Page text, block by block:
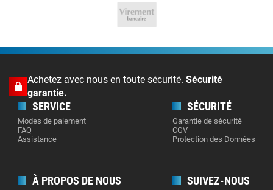
Achetez avec nous en toute sécurité. Sécurité
garantie.
SERVICE
Modes de paiement
FAQ
Assistance
SÉCURITÉ
Garantie de sécurité
CGV
Protection des Données
À PROPOS DE NOUS SUIVEZ-NOUS